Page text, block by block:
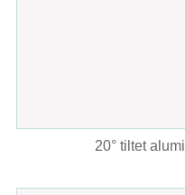
20° tiltet